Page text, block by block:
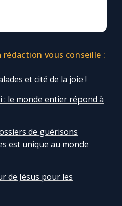
rédaction vous conseille :
et cité de la joie !
: le monde entier répond à
de guérisons
est unique au monde
de Jésus pour les